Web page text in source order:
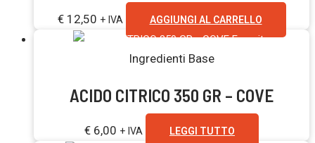
€12,50 + IVA AGGIUNGI AL CARRELLO
Esaurito
Ingredienti Base
ACIDO CITRICO 350 GR – COVE
€ 6,00 + IVA LEGGI TUTTO